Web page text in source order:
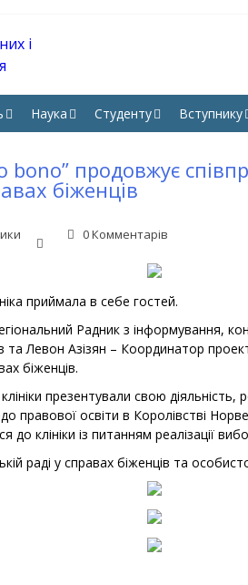
НАУК СНУ
Наука Студенту Вступнику
bono” продовжує
біженців
0 Комментарів
приймала в себе гостей.
Радник з інформування,
та Левон Азізян – Координатор
біженців.
презентували свою діяльність,
правової освіти в Королівстві
до клініки із питанням реалізації
раді у справах біженців та